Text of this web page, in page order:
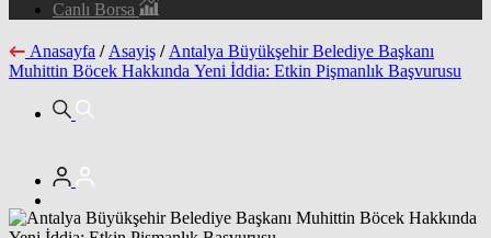
Canlı Borsa
Anasayfa / Asayiş / Antalya Büyükşehir Belediye Başkanı
Muhittin Böcek Hakkında Yeni İddia: Etkin Pişmanlık Başvurusu